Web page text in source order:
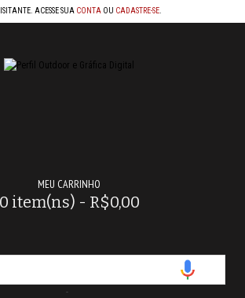
ACESSE SUA CONTA OU CADASTRE-SE.
MEU CARRINHO
0 item(ns) - R$0,00
-